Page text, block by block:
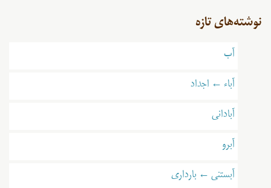
نوشته‌های تازه
آب
آباء ← اجداد
آبادانی
آبرو
آبستنی ← بارداری